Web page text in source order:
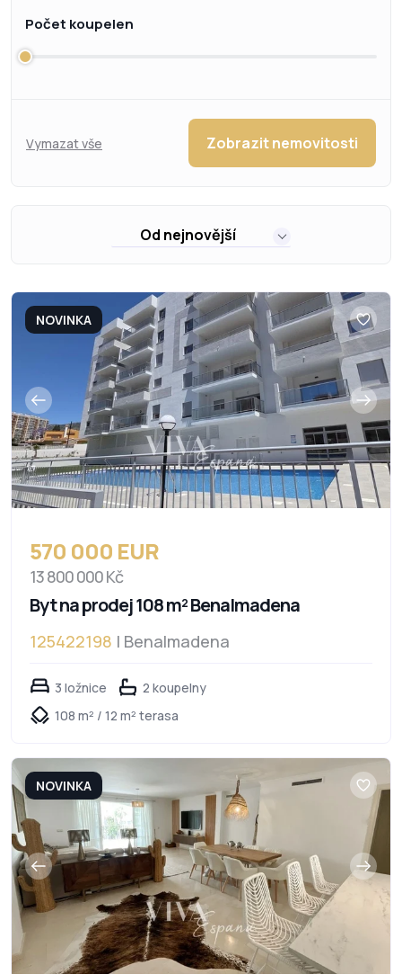
Počet koupelen
Vymazat vše Zobrazit nemovitosti
Od nejnovější
NOVINKA
570 000 EUR
13 800 000 Kč
Byt na prodej 108 m² Benalmadena
125422198 | Benalmadena
3 ložnice
2 koupelny
108 m² / 12 m² terasa
NOVINKA